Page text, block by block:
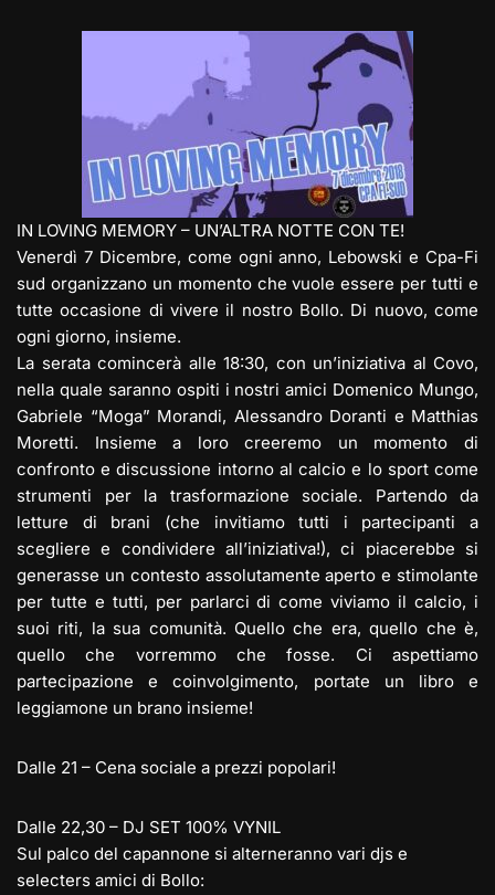
e
m
st
d
o
n
at
s
A
p
p
c
e
b
o
o
k
ai
l
p
y
Li
n
k
IN LOVING MEMORY – UN’ALTRA NOTTE CON TE!
Venerdì 7 Dicembre, come ogni anno, Lebowski e Cpa-Fi
sud organizzano un momento che vuole essere per tutti e
tutte occasione di vivere il nostro Bollo. Di nuovo, come
ogni giorno, insieme.
La serata comincerà alle 18:30, con un’iniziativa al Covo,
nella quale saranno ospiti i nostri amici Domenico Mungo,
Gabriele “Moga” Morandi, Alessandro Doranti e Matthias
Moretti. Insieme a loro creeremo un momento di
confronto e discussione intorno al calcio e lo sport come
strumenti per la trasformazione sociale. Partendo da
letture di brani (che invitiamo tutti i partecipanti a
scegliere e condividere all’iniziativa!), ci piacerebbe si
generasse un contesto assolutamente aperto e stimolante
per tutte e tutti, per parlarci di come viviamo il calcio, i
suoi riti, la sua comunità. Quello che era, quello che è,
quello che vorremmo che fosse. Ci aspettiamo
partecipazione e coinvolgimento, portate un libro e
leggiamone un brano insieme!
Dalle 21 – Cena sociale a prezzi popolari!
Dalle 22,30 – DJ SET 100% VYNIL
Sul palco del capannone si alterneranno vari djs e
selecters amici di Bollo: